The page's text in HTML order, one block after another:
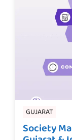
GUJARAT
Society